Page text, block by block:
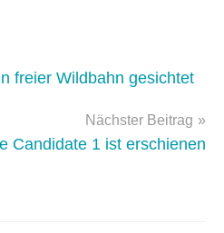
freier Wildbahn gesichtet
Nächster Beitrag
Candidate 1 ist erschienen